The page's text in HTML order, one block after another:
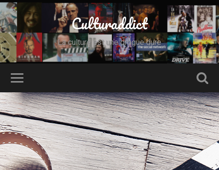
Culturaddict
La culture est une drogue dure